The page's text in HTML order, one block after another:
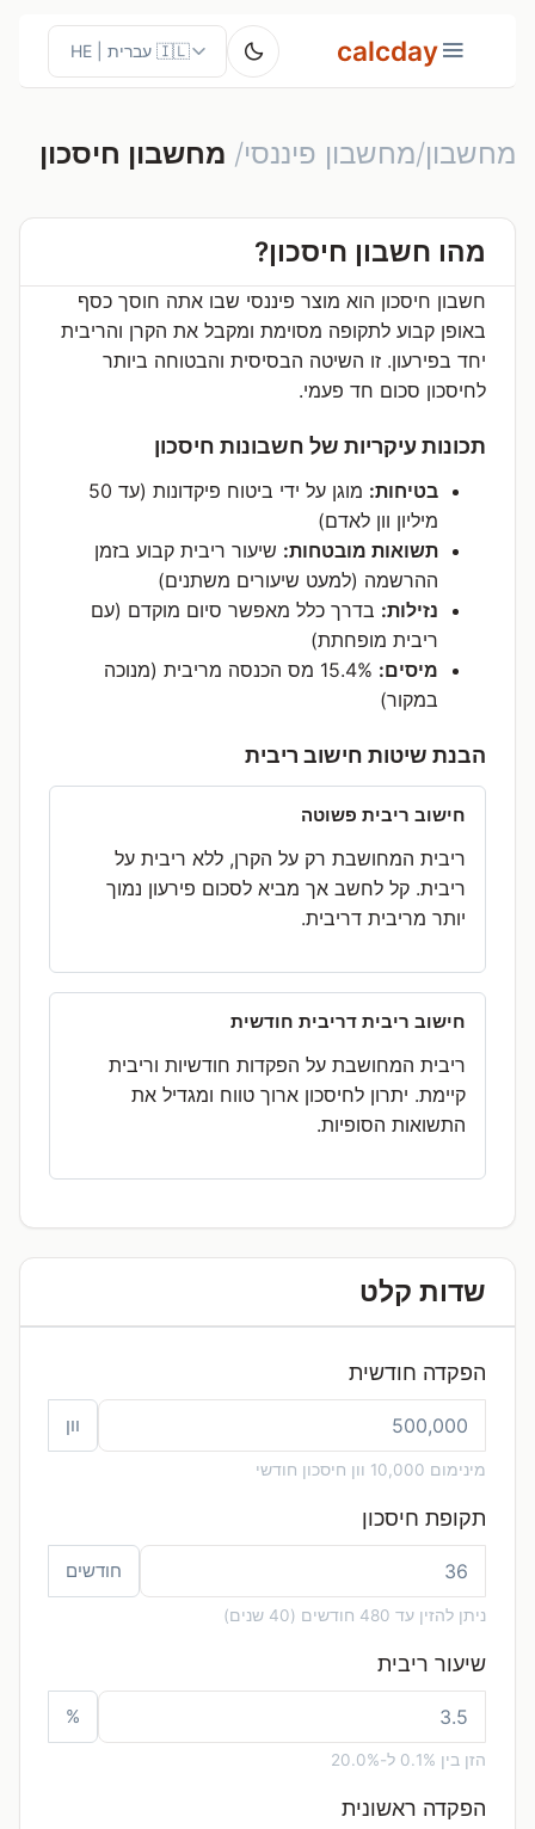
calcday
מחשבון/מחשבון פיננסי/ מחשבון חיסכון
מהו חשבון חיסכון?
חשבון חיסכון הוא מוצר פיננסי שבו אתה חוסך כסף
באופן קבוע לתקופה מסוימת ומקבל את הקרן והריבית
יחד בפירעון. זו השיטה הבסיסית והבטוחה ביותר
לחיסכון סכום חד פעמי.
תכונות עיקריות של חשבונות חיסכון
בטיחות:
מוגן על ידי ביטוח פיקדונות (עד 50
מיליון וון לאדם)
תשואות מובטחות: שיעור ריבית קבוע בזמן
ההרשמה (למעט שיעורים משתנים)
נזילות: בדרך כלל מאפשר סיום מוקדם (עם
ריבית מופחתת)
מיסים:
15.4% מס הכנסה מריבית (מנוכה
במקור)
הבנת שיטות חישוב ריבית
חישוב ריבית פשוטה
ריבית המחושבת רק על הקרן, ללא ריבית על
ריבית. קל לחשב אך מביא לסכום פירעון נמוך
יותר מריבית דריבית.
חישוב ריבית דריבית חודשית
ריבית המחושבת על הפקדות חודשיות וריבית
קיימת. יתרון לחיסכון ארוך טווח ומגדיל את
התשואות הסופיות.
שדות קלט
הפקדה חודשית
וון
מינימום 10,000 וון חיסכון חודשי
תקופת חיסכון
חודשים
ניתן להזין עד 480 חודשים (40 שנים)
שיעור ריבית
%
הזן בין 0.1% ל-20.0%
הפקדה ראשונית